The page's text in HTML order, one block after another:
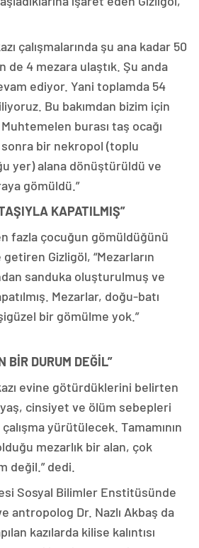
çalışmalarında şu ana kadar 50
de 4 mezara ulaştık. Şu anda
ediyor. Yani toplamda 54
Bu bakımdan bizim için
burası taş ocağı
sonra bir nekropol (toplu
yer) alana dönüştürüldü ve
gömüldü.”
KAPATILMIŞ”
fazla çocuğun gömüldüğünü
Gizligöl, “Mezarların
sanduka oluşturulmuş ve
Mezarlar, doğu-batı
bir gömülme yok.”
BİR DURUM DEĞİL”
evine götürdüklerini belirten
cinsiyet ve ölüm sebepleri
çalışma yürütülecek. Tamamının
mezarlık bir alan, çok
değil.” dedi.
Sosyal Bilimler Enstitüsünde
antropolog Dr. Nazlı Akbaş da
kazılarda kilise kalıntısı